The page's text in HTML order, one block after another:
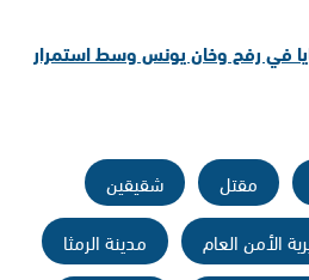
في رفح وخان يونس وسط استمرار
مقتل
شقيقين
الأمن العام
مدينة الرمثا